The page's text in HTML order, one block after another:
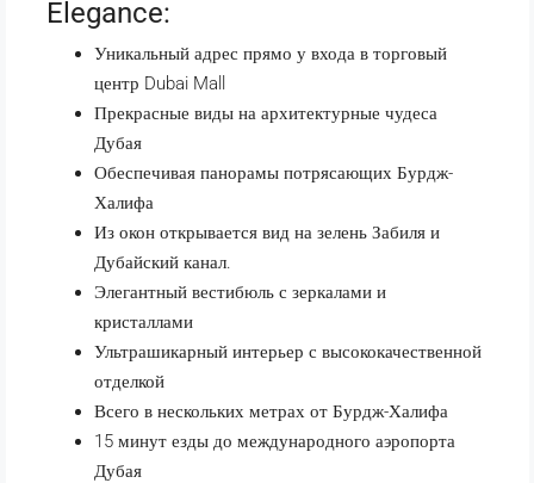
Elegance:
Уникальный адрес прямо у входа в торговый
центр Dubai Mall
Прекрасные виды на архитектурные чудеса
Дубая
Обеспечивая панорамы потрясающих Бурдж-
Халифа
Из окон открывается вид на зелень Забиля и
Дубайский канал.
Элегантный вестибюль с зеркалами и
кристаллами
Ультрашикарный интерьер с высококачественной
отделкой
Всего в нескольких метрах от Бурдж-Халифа
15 минут езды до международного аэропорта
Дубая